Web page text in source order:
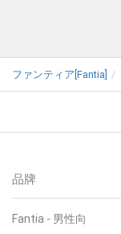
ファンティア[Fantia]
品牌
Fantia - 男性向